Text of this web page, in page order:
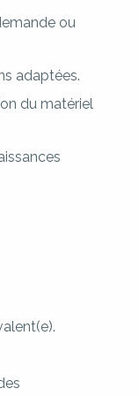
ou
adaptées.
du matériel